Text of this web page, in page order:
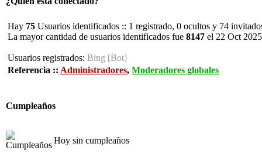
Hay 75 Usuarios identificados :: 1 registrado, 0 ocultos y 74
La mayor cantidad de usuarios identificados fue 8147 el 22 Oct
Usuarios registrados: Bing [Bot]
Referencia :: Administradores, Moderadores globales
Cumpleaños
Hoy sin cumpleaños